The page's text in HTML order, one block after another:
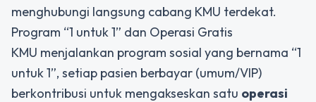
menghubungi langsung cabang KMU terdekat.
Program “1 untuk 1” dan Operasi Gratis
KMU menjalankan program sosial yang bernama “1
untuk 1”, setiap pasien berbayar (umum/VIP)
berkontribusi untuk mengakseskan satu operasi